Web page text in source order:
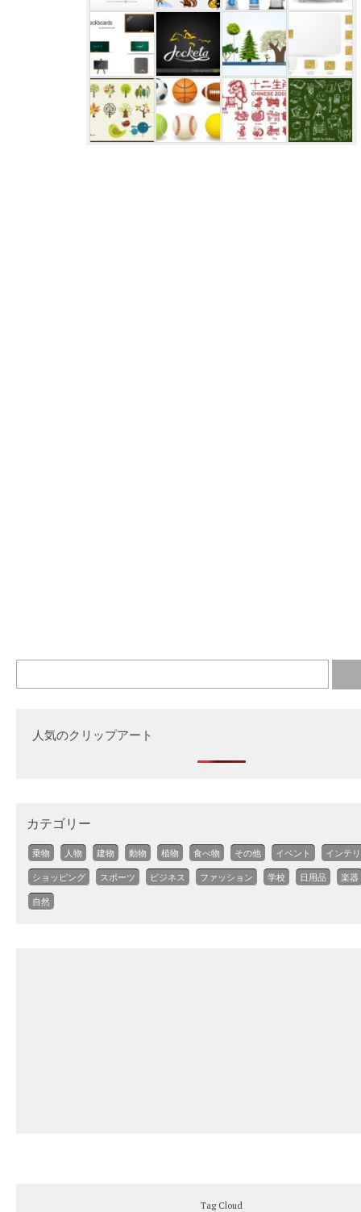
人気のクリップアート
カテゴリー
乗物 人物 建物 動物 植物 食べ物 その他 イベント インテ
ショッピング スポーツ ビジネス ファッション 学校 日用品 楽器
自然
Tag Cloud